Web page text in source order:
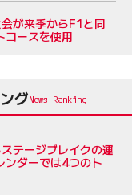
が来季からF1と同
コースを使用
グ
テージブレイクの運
ダーでは4つのト